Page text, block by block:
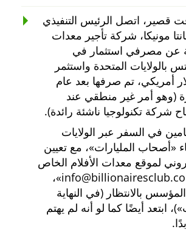
قصير، اتصل الرئيس التنفيذي
مونيكا، شركة تأجير معدات
عن مصرفي استثمار في
بالولايات المتحدة واستثمر
دولار أمريكي، تم صرفها بعد عام
(وهو أمر غير منطقي عند
شركة تكنولوجيا ناشئة رائدة).
في السفر عبر الولايات
أصحاب المليارات ، مع تعيين
لموقع معدات الأفلام الخاص
،
بالانتظار (في النهاية
)، ابتعد أيضًا كما لو أنه لم يهتم